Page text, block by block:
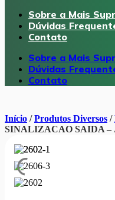
Sobre a Mais
Dúvidas
Contato
Sobre a Mais
Dúvidas
Contato
Início /Produtos Diversos /
SINALIZACAO SAIDA –